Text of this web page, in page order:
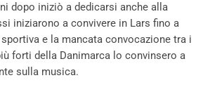
dopo iniziò a dedicarsi anche alla
iniziarono a convivere in Lars fino a
e la mancata convocazione tra i
forti della Danimarca lo convinsero a
sulla musica.